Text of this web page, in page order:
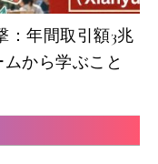
：年間取引額3兆
から学ぶこと